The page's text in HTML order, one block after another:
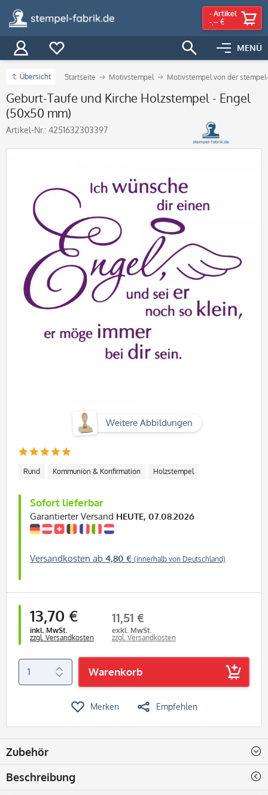
MENÜ
- Artikel
-,-- €
Übersicht Startseite Motivstempel Motivstempel von der
Geburt-Taufe und Kirche Holzstempel - Engel
(50x50 mm)
Artikel-Nr.: 4251632303397
Weitere Abbildungen
Rund Kommunion & Konfirmation Holzstempel
Sofort lieferbar
Garantierter Versand HEUTE, 07.08.2026
Versandkosten ab 4,80 € (innerhalb von Deutschland)
13,70 €
inkl. MwSt.
zzgl. Versandkosten
11,51 €
exkl. MwSt.
zzgl. Versandkosten
Warenkorb
Merken Empfehlen
Zubehör
Beschreibung